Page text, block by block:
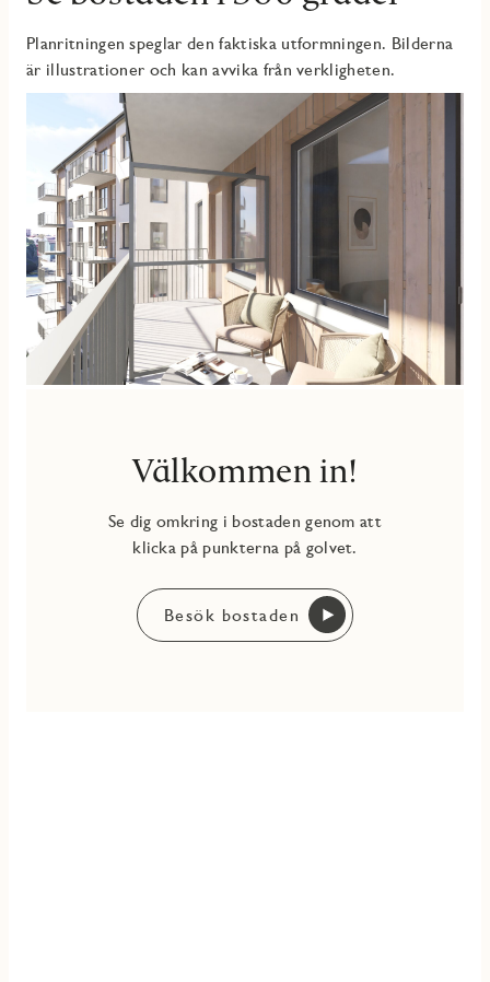
Planritningen speglar den faktiska utformningen. Bilderna
är illustrationer och kan avvika från verkligheten.
Välkommen in!
Se dig omkring i bostaden genom att
klicka på punkterna på golvet.
Besök bostaden